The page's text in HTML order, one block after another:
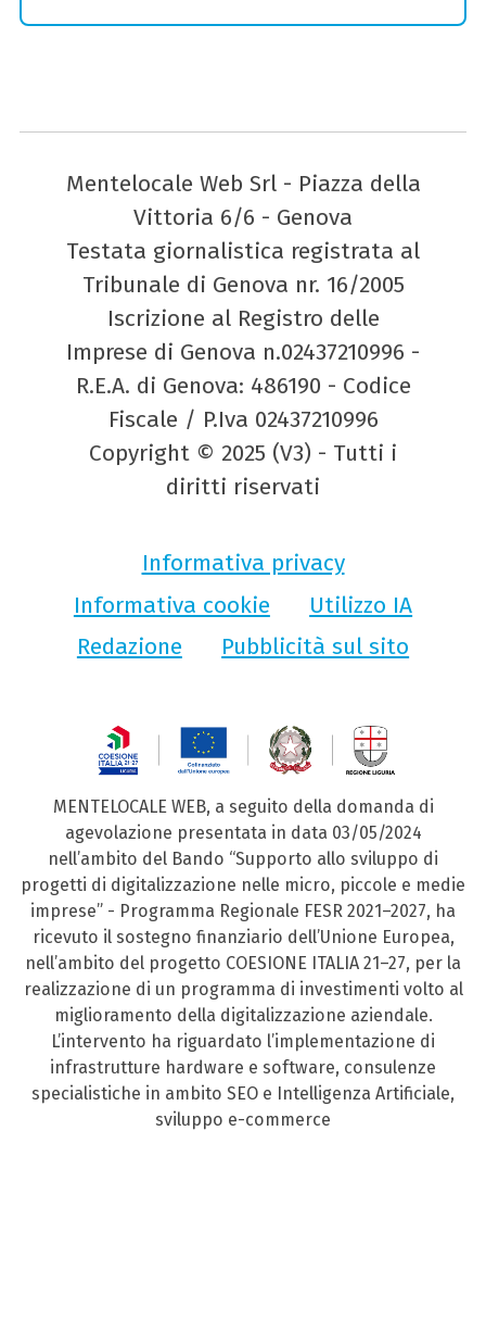
Mentelocale Web Srl - Piazza della
Vittoria 6/6 - Genova
Testata giornalistica registrata al
Tribunale di Genova nr. 16/2005
Iscrizione al Registro delle
Imprese di Genova n.02437210996 -
R.E.A. di Genova: 486190 - Codice
Fiscale / P.Iva 02437210996
Copyright © 2025 (V3) - Tutti i
diritti riservati
Informativa privacy
Informativa cookie
Utilizzo IA
Redazione
Pubblicità sul sito
MENTELOCALE WEB, a seguito della domanda di
agevolazione presentata in data 03/05/2024
nell’ambito del Bando “Supporto allo sviluppo di
progetti di digitalizzazione nelle micro, piccole e medie
imprese” - Programma Regionale FESR 2021–2027, ha
ricevuto il sostegno finanziario dell’Unione Europea,
nell’ambito del progetto COESIONE ITALIA 21–27, per la
realizzazione di un programma di investimenti volto al
miglioramento della digitalizzazione aziendale.
L’intervento ha riguardato l’implementazione di
infrastrutture hardware e software, consulenze
specialistiche in ambito SEO e Intelligenza Artificiale,
sviluppo e-commerce